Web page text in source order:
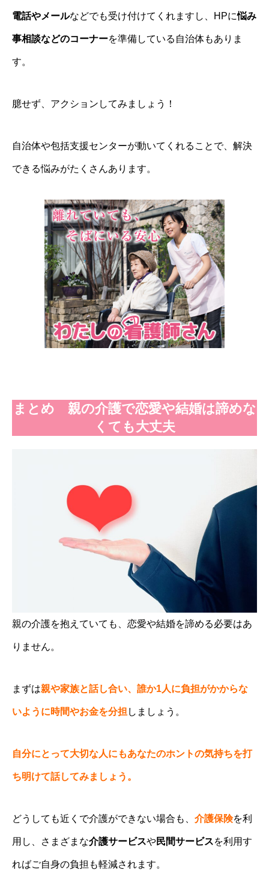
電話やメールなどでも受け付けてくれますし、HPに悩み
事相談などのコーナーを準備している自治体もありま
す。
臆せず、アクションしてみましょう！
自治体や包括支援センターが動いてくれることで、解決
できる悩みがたくさんあります。
まとめ 親の介護で恋愛や結婚は諦めな
くても大丈夫
親の介護を抱えていても、恋愛や結婚を諦める必要はあ
りません。
まずは親や家族と話し合い、誰か1人に負担がかからな
いように時間やお金を分担 しましょう。
自分にとって大切な人にもあなたのホントの気持ちを打
ち明けて話してみましょう。
どうしても近くで介護ができない場合も、 介護保険を利
用し、さまざまな介護サービスや民間サービスを利用す
ればご自身の負担も軽減されます。